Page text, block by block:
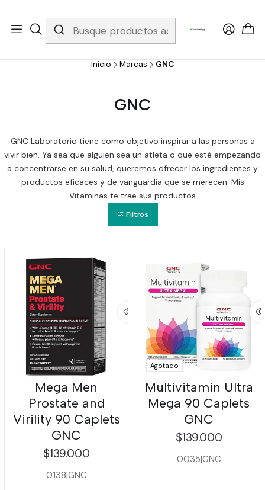
Whatsapp 3229079958/ Fijo 6019251796 / Envios a todo el país y
gratis apartir de 199.000!
Inicio Marcas GNC
GNC
GNC Laboratorio tiene como objetivo inspirar a las personas a
vivir bien. Ya sea que alguien sea un atleta o que esté empezando
a concentrarse en su salud, queremos ofrecer los ingredientes y
productos eficaces y de vanguardia que se merecen. Mis
Vitaminas te trae sus productos
Filtros
Mega Men
Prostate and
Virility 90 Caplets
GNC
$139.000
0138|GNC
Agotado
Multivitamin Ultra
Mega 90 Caplets
GNC
$139.000
0035|GNC